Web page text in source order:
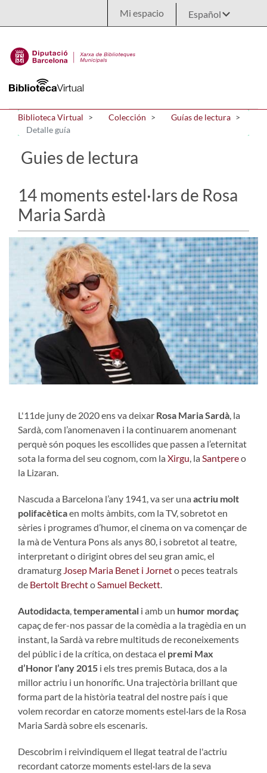
Mi espacio
Biblioteca Virtual Colección
Guías de lectura
Detalle guía
Guies de lectura
14 moments estel·lars de Rosa
Maria Sardà
L'11de juny de 2020 ens va deixar Rosa Maria Sardà , la
Sardà, com l’anomenaven i la continuarem anomenant
perquè són poques les escollides que passen a l’eternitat
sota la forma del seu cognom, com la Xirgu , la Santpereo
la Lizaran.
Nascuda a Barcelona l’any 1941, va ser una actriu molt
polifacèticaen molts àmbits, com la TV, sobretot en
sèries i programes d’humor, el cinema on va començar de
la mà de Ventura Pons als anys 80, i sobretot al teatre,
interpretant o dirigint obres del seu gran amic, el
dramaturg Josep Maria Benet i Jorneto peces teatrals
de Bertolt Brechto Samuel Beckett
Autodidacta temperamental i amb un humor mordaç
capaç de fer-nos passar de la comèdia a la tragèdia en un
instant, la Sardà va rebre multituds de reconeixements
del públic i de la crítica, on destaca el premi Max
d’Honor l’any 2015 i els tres premis Butaca, dos a la
millor actriu i un honorífic. Una trajectòria brillant que
forma part de la història teatral del nostre país i que
volem recordar en catorze moments estel·lars de la Rosa
Maria Sardà sobre els escenaris.
Descobrim i reivindiquem el llegat teatral de l'actriu
recordant catorze moments estel·lars de la seva